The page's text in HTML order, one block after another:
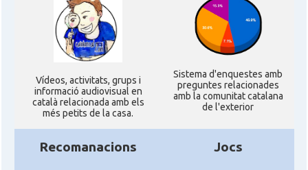
Ví­deos, activitats, grups i
informació audiovisual en
català relacionada amb els
més petits de la casa.
Sistema d'enquestes amb
preguntes relacionades
amb la comunitat catalana
de l'exterior
Recomanacions Jocs